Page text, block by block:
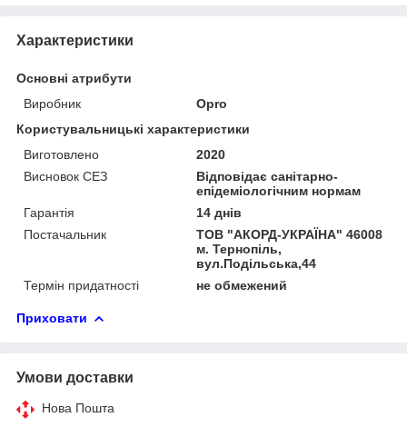
Характеристики
Основні атрибути
Виробник
Opro
Користувальницькі характеристики
Виготовлено
2020
Висновок СЕЗ
Відповідає санітарно-
епідеміологічним нормам
Гарантія
14 днів
Постачальник
ТОВ "АКОРД-УКРАЇНА" 46008
м. Тернопіль,
вул.Подільська,44
Термін придатності
не обмежений
Приховати
Умови доставки
Нова Пошта